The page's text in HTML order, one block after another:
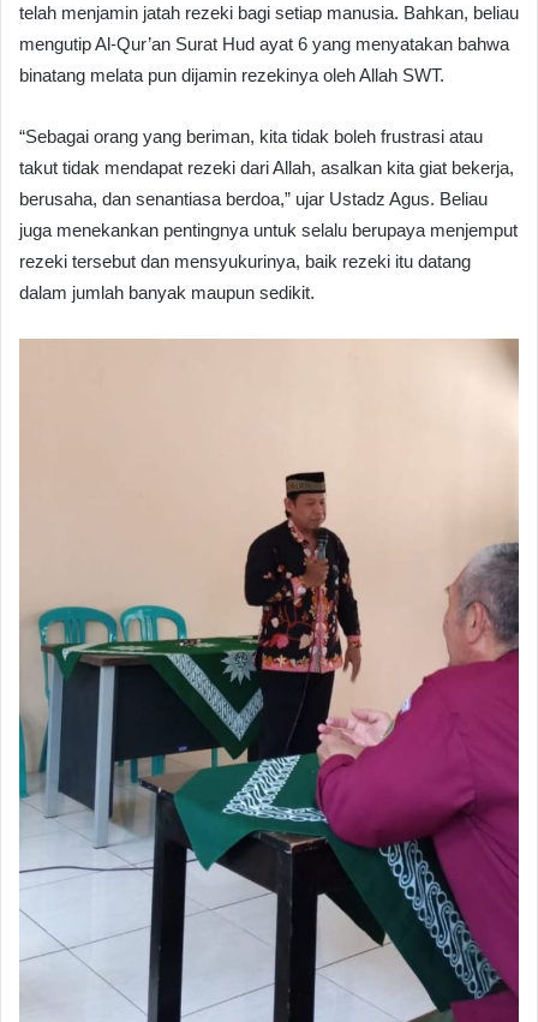
telah menjamin jatah rezeki bagi setiap manusia. Bahkan, beliau
mengutip Al-Qur’an Surat Hud ayat 6 yang menyatakan bahwa
binatang melata pun dijamin rezekinya oleh Allah SWT.
“Sebagai orang yang beriman, kita tidak boleh frustrasi atau
takut tidak mendapat rezeki dari Allah, asalkan kita giat bekerja,
berusaha, dan senantiasa berdoa,” ujar Ustadz Agus. Beliau
juga menekankan pentingnya untuk selalu berupaya menjemput
rezeki tersebut dan mensyukurinya, baik rezeki itu datang
dalam jumlah banyak maupun sedikit.